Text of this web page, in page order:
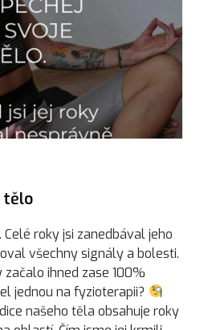
tělo
roky jsi zanedbával jeho
všechny signály a bolesti.
ihned zase 100%
jednou na fyzioterapii?
našeho těla obsahuje roky